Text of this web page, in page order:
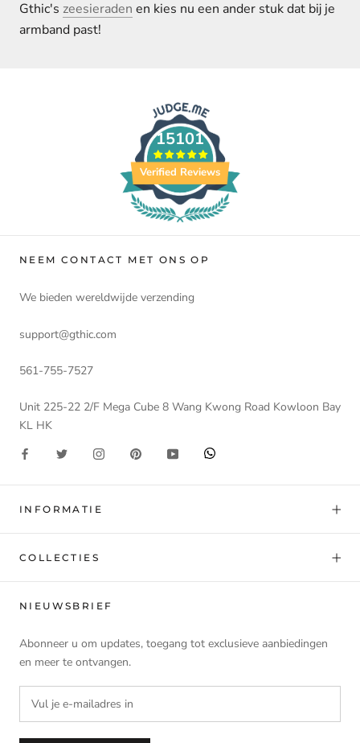
Gthic's zeesieraden en kies nu een ander stuk dat bij je
armband past!
15101
Verified Reviews
NEEM CONTACT MET ONS OP
We bieden wereldwijde verzending
support@gthic.com
561-755-7527
Unit 225-22 2/F Mega Cube 8 Wang Kwong Road Kowloon Bay
KL HK
INFORMATIE
COLLECTIES
NIEUWSBRIEF
Abonneer u om updates, toegang tot exclusieve aanbiedingen
en meer te ontvangen.